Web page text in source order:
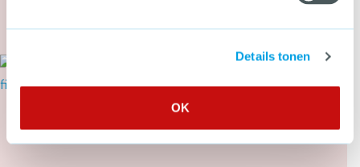
Details tonen
OK
Tweede Kamer stemt in met
wetsvoorstel tegen heling en